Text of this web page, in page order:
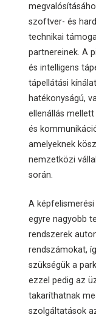
szoftver- és
technikai
partnereinek. A
és intelligens
tápellátási
hatékonyságú,
ellenállás
és
amelyeknek
nemzetközi
során.
A
egyre nagyobb
rendszerek
rendszámokat,
szükségük a
ezzel pedig az
takaríthatnak
szolgáltatások